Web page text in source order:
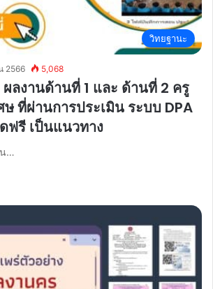
วิทยฐานะ
2566 5,068
ผลงานด้านที่ 1 และ ด้านที่ 2 ครู
ที่ผ่านการประเมิน ระบบ DPA
ฟรี เป็นแนวทาง
…